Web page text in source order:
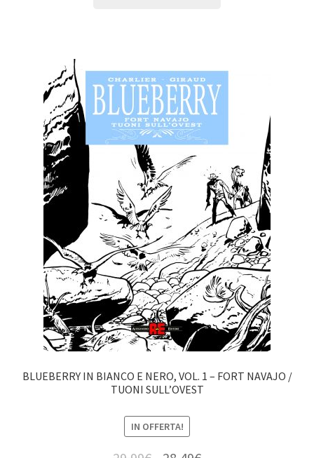
BLUEBERRY IN BIANCO E NERO, VOL. 1 – FORT NAVAJO /
TUONI SULL’OVEST
IN OFFERTA!